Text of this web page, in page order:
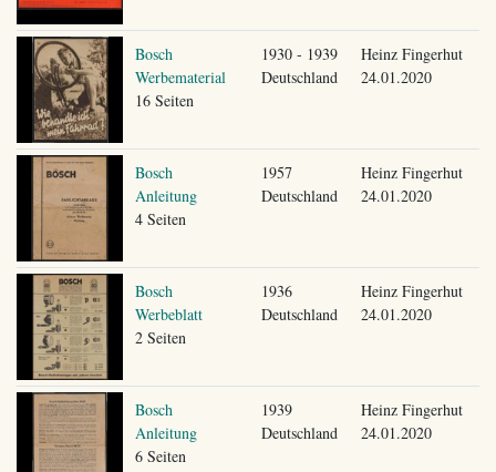
Bosch
Werbematerial
16 Seiten
1930 - 1939
Deutschland
Heinz Fingerhut
24.01.2020
Bosch
Anleitung
4 Seiten
1957
Deutschland
Heinz Fingerhut
24.01.2020
Bosch
Werbeblatt
2 Seiten
1936
Deutschland
Heinz Fingerhut
24.01.2020
Bosch
Anleitung
6 Seiten
1939
Deutschland
Heinz Fingerhut
24.01.2020